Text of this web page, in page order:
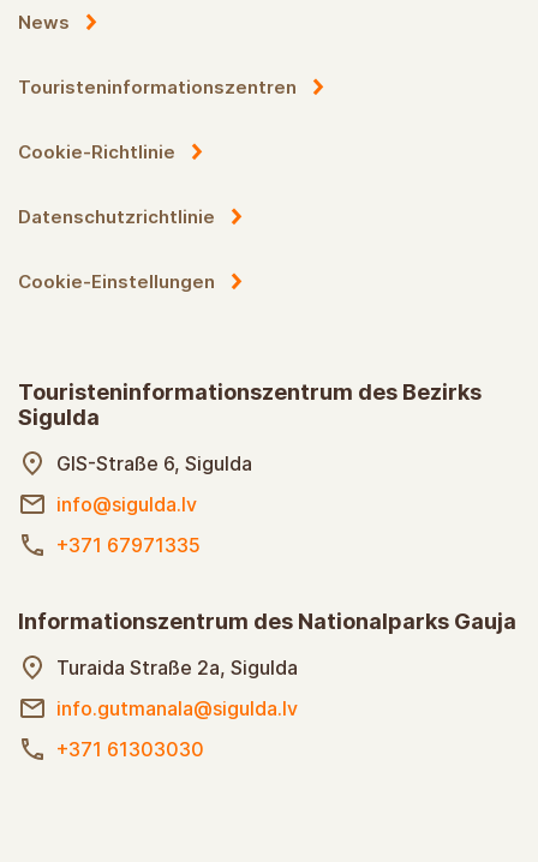
News
Touristeninformationszentren
Cookie-Richtlinie
Datenschutzrichtlinie
Cookie-Einstellungen
Touristeninformationszentrum des Bezirks
Sigulda
GIS-Straße 6, Sigulda
info@sigulda.lv
+371 67971335
Informationszentrum des Nationalparks Gauja
Turaida Straße 2a, Sigulda
info.gutmanala@sigulda.lv
+371 61303030